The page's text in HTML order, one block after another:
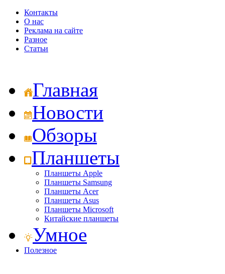
Контакты
О нас
Реклама на сайте
Разное
Статьи
Главная
Новости
Обзоры
Планшеты
Планшеты Apple
Планшеты Samsung
Планшеты Acer
Планшеты Asus
Планшеты Microsoft
Китайские планшеты
Умное
Полезное